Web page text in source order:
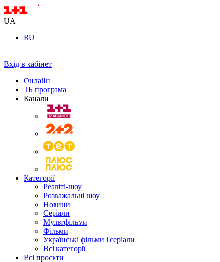
UA
RU
Вхід в кабінет
Онлайн
ТБ програма
Канали
Категорії
Реаліті-шоу
Розважальні шоу
Новини
Серіали
Мультфільми
Фільми
Українські фільми і серіали
Всі категорії
Всі проєкти